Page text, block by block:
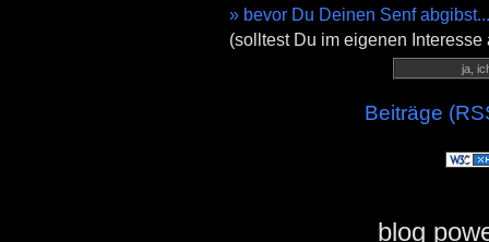
» bevor Du Deinen Senf abgibst...
(solltest Du im eigenen
Beiträge
blog